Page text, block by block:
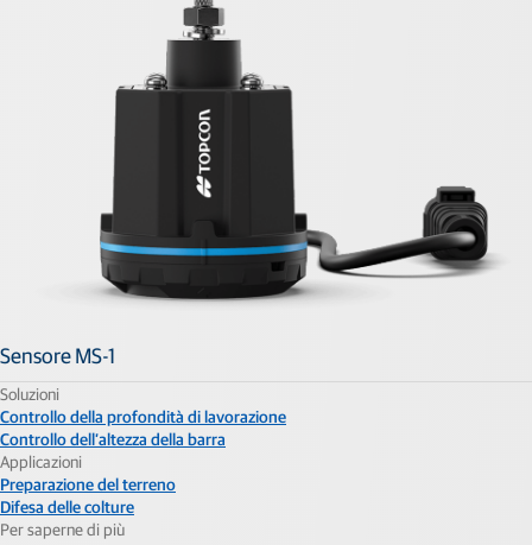
Sensore MS-1
Soluzioni
Controllo della profondità di lavorazione
Controllo dell’altezza della barra
Applicazioni
Preparazione del terreno
Difesa delle colture
Per saperne di più